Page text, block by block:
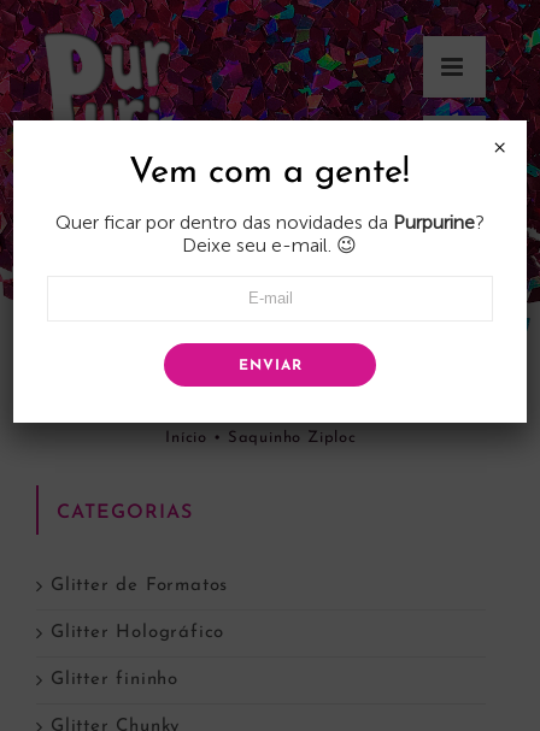
Skip
to
content
Início • Saquinho Ziploc
CATEGORIAS
Glitter de Formatos
Glitter Holográfico
Glitter fininho
Glitter Chunky
Vem com a gente!
Quer ficar por dentro das novidades da Purpurine?
Deixe seu e-mail. 😉
ENVIAR
×